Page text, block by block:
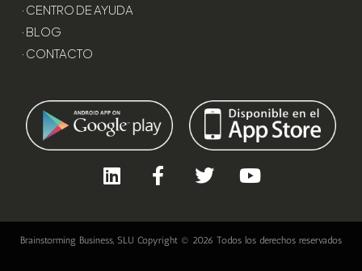
· CENTRO DE AYUDA
· BLOG
· CONTACTO
Brainstorming Business, SLU Copyright © 2026 Todos los derechos reservados